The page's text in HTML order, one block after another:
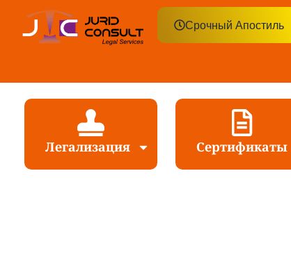
Срочный Апостиль
Легализация Сертификаты